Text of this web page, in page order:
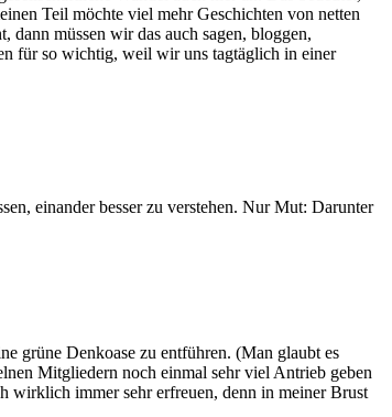
Teil möchte viel mehr Geschichten von netten
müssen wir das auch sagen, bloggen,
für so wichtig, weil wir uns tagtäglich in einer
einander besser zu verstehen. Nur Mut: Darunter
grüne Denkoase zu entführen. (Man glaubt es
Mitgliedern noch einmal sehr viel Antrieb geben
wirklich immer sehr erfreuen, denn in meiner Brust